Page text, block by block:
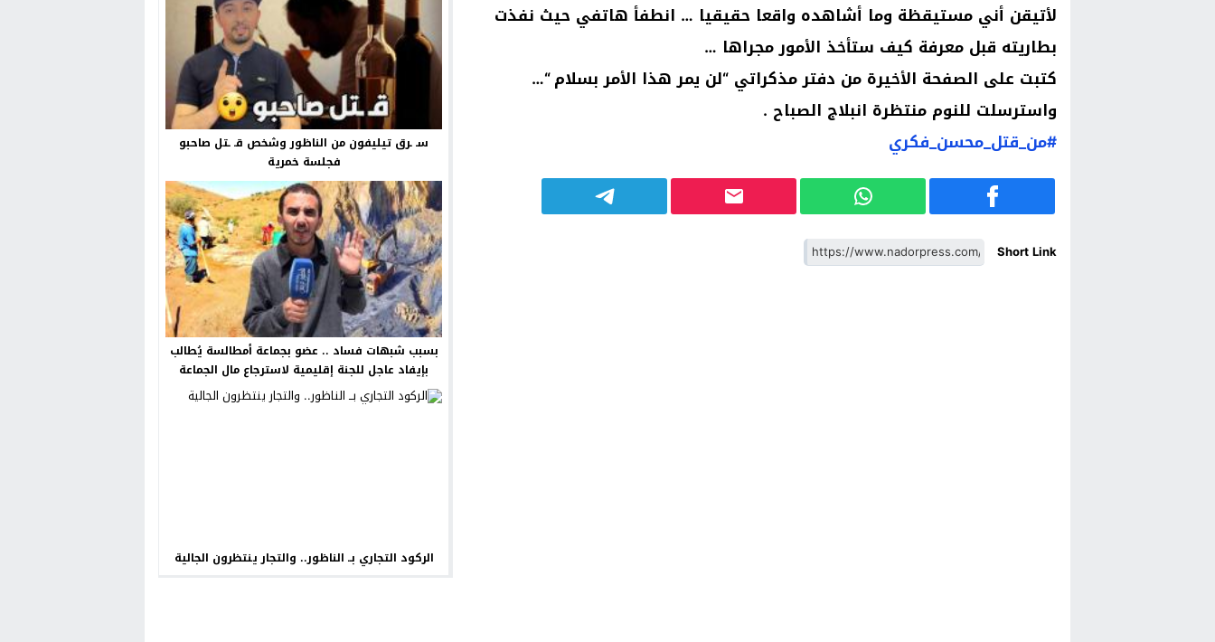
لأتيقن أني مستيقظة وما أشاهده واقعا حقيقيا … انطفأ هاتفي حيث نفذت
بطاريته قبل معرفة كيف ستأخذ الأمور مجراها …
كتبت على الصفحة الأخيرة من دفتر مذكراتي “لن يمر هذا الأمر بسلام “…
واسترسلت للنوم منتظرة انبلاج الصباح .
#من_قتل_محسن_فكري
Short Link
سـ ـرق تيليفون من الناظور وشخص قـ ـتل صاحبو
فجلسة خمرية
بسبب شبهات فساد .. عضو بجماعة أمطالسة يُطالب
بإيفاد عاجل للجنة إقليمية لاسترجاع مال الجماعة
الركود التجاري بــ الناظور.. والتجار ينتظرون الجالية